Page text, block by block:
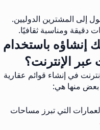
إلى المشترين الدوليين.
ومناسبة ثقافيًا.
إنشاؤه باستخدام
الإنترنت؟
في إنشاء قوائم عقارية
بعض منها هي:
التي تبرز مساحات